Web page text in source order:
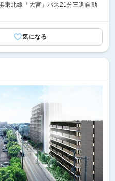
東北線「大宮」バス21分三進自動
気になる